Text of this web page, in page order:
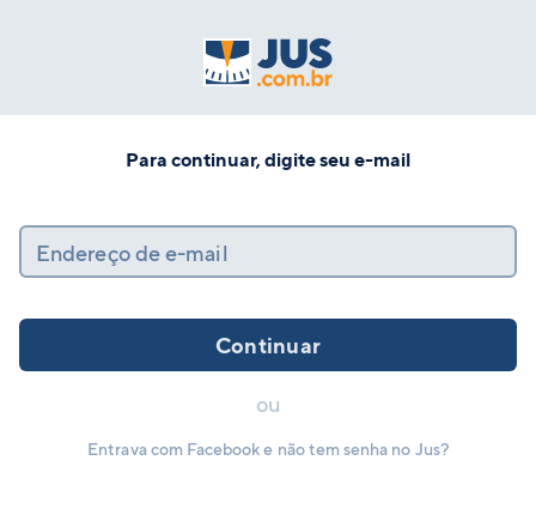
Para continuar, digite seu e-mail
Endereço de e-mail
Continuar
ou
Entrava com Facebook e não tem senha no Jus?